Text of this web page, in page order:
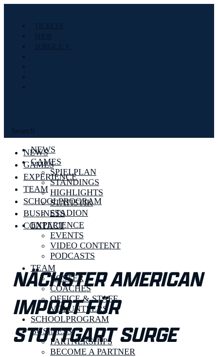
TICKETS
SHOP
SURGE E.V.
Search
NEWS
GAMES
SPIELPLAN
STANDINGS
HIGHLIGHTS
STATISTIK
STADION
EXPERIENCE
EVENTS
VIDEO CONTENT
PODCASTS
TEAM
ROSTER
COACHES
OFFICE & STAFF
VOLUNTEERS
SCHOOLPROGRAM
BUSINESS
PARTNERSHIPS
BECOME A PARTNER
NEWS
GAMES
EXPERIENCE
TEAM
SCHOOLPROGRAM
BUSINESS
CONTACT
NÄCHSTER AMERICAN
IMPORT FÜR
STUTTGART SURGE